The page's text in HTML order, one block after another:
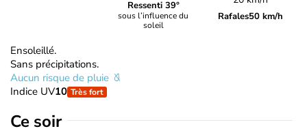
Ressenti 39°
sous l’influence du
soleil
Rafales50 km/h
Ensoleillé.
Sans précipitations.
Aucun risque de pluie
Indice UV10 Très fort
Ce soir